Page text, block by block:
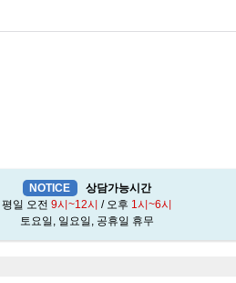
NOTICE
상담가능시간
평일 오전 9시~12시 / 오후 1시~6시
토요일, 일요일, 공휴일 휴무